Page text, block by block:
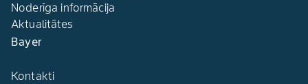
Noderīga informācija
Aktualitātes
Bayer
Kontakti